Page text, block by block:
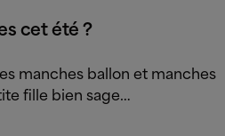
cet été ?
manches ballon et manches
fille bien sage…